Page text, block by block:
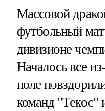
Массовой
футбольный
дивизионе
Началось все
поле
команд "Текос"